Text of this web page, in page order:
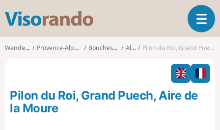
s
o
o
T
o
g
l
n
Wanderungen Provence-Alpes-Côte d'Azur Bouches-du-Rhône Allauch Pilon du Roi, Grand Puech, Aire de la Moure
Pilon du Roi, Grand Puech, Aire de
la Moure